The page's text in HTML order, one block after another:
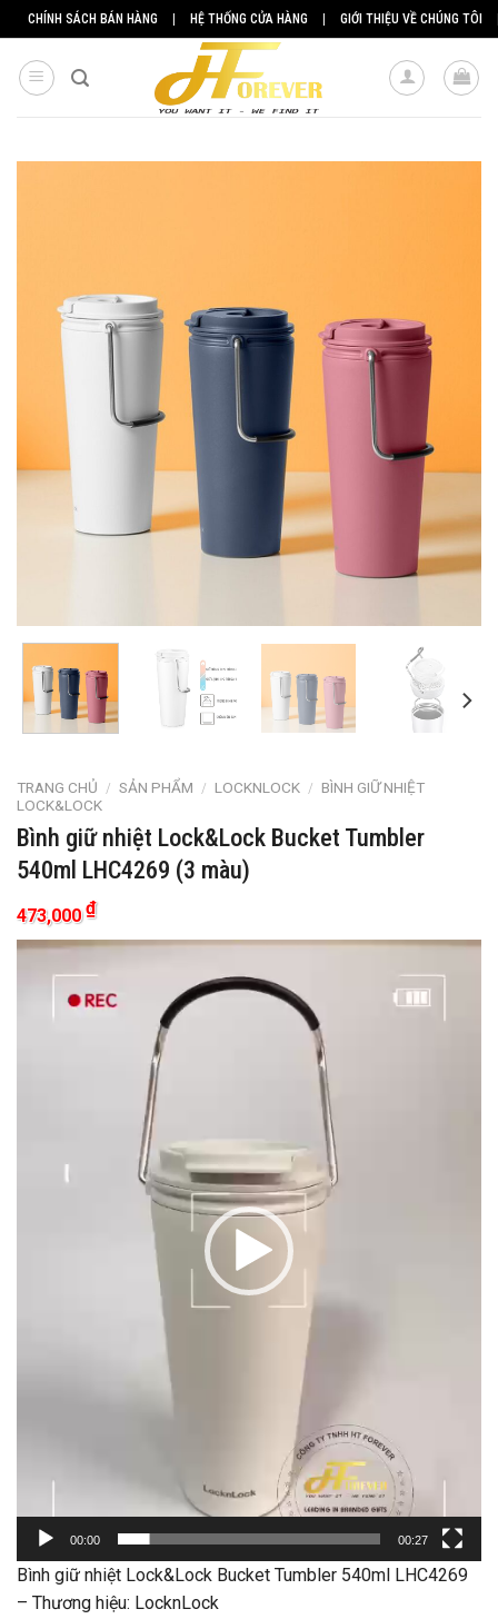
Skip
to
content
CHÍNH SÁCH BÁN HÀNG | HỆ THỐNG CỬA HÀNG | GIỚI THIỆU VỀ CHÚNG TÔI
TRANG CHỦ / SẢN PHẨM / LOCKNLOCK / BÌNH GIỮ NHIỆT
LOCK&LOCK
Bình giữ nhiệt Lock&Lock Bucket Tumbler
540ml LHC4269 (3 màu)
473,000₫
Trình
00:00 00:27
Bình giữ nhiệt Lock&Lock Bucket Tumbler 540ml LHC4269
– Thương hiệu: LocknLock